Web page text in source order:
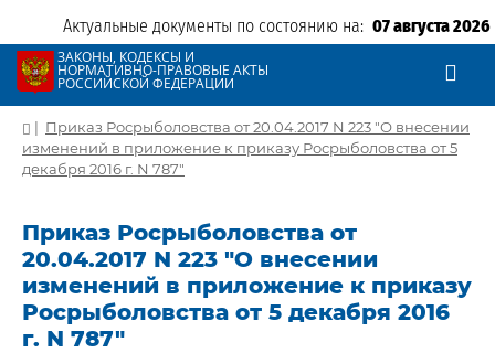
Актуальные документы по состоянию на: 07 августа 2026
ЗАКОНЫ, КОДЕКСЫ И
НОРМАТИВНО-ПРАВОВЫЕ АКТЫ
РОССИЙСКОЙ ФЕДЕРАЦИИ
| Приказ Росрыболовства от 20.04.2017 N 223 "О внесении
изменений в приложение к приказу Росрыболовства от 5
декабря 2016 г. N 787"
Приказ Росрыболовства от
20.04.2017 N 223 "О внесении
изменений в приложение к приказу
Росрыболовства от 5 декабря 2016
г. N 787"